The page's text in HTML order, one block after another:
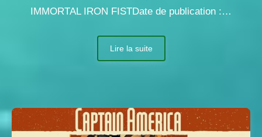
IMMORTAL IRON FISTDate de publication :…
Lire la suite